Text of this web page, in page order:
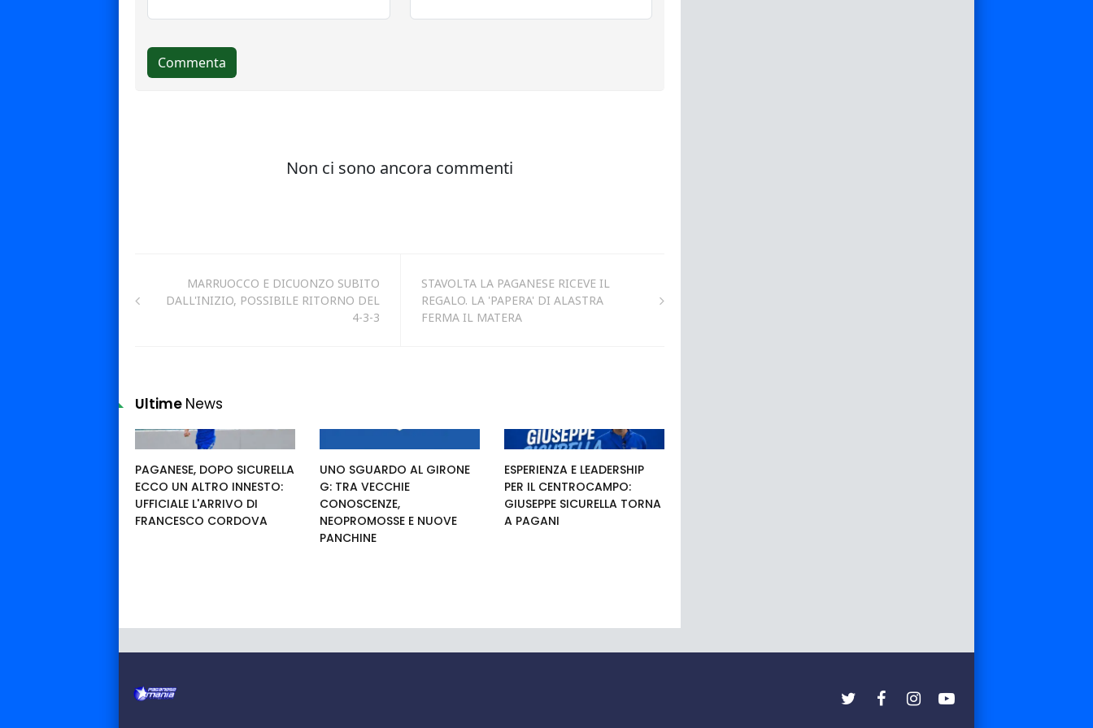
MARRUOCCO E DICUONZO SUBITO
DALL'INIZIO, POSSIBILE RITORNO DEL
4-3-3
STAVOLTA LA PAGANESE RICEVE IL
REGALO. LA 'PAPERA' DI ALASTRA
FERMA IL MATERA
Ultime News
PAGANESE, DOPO SICURELLA
ECCO UN ALTRO INNESTO:
UFFICIALE L'ARRIVO DI
FRANCESCO CORDOVA
UNO SGUARDO AL GIRONE
G: TRA VECCHIE
CONOSCENZE,
NEOPROMOSSE E NUOVE
PANCHINE
ESPERIENZA E LEADERSHIP
PER IL CENTROCAMPO:
GIUSEPPE SICURELLA TORNA
A PAGANI